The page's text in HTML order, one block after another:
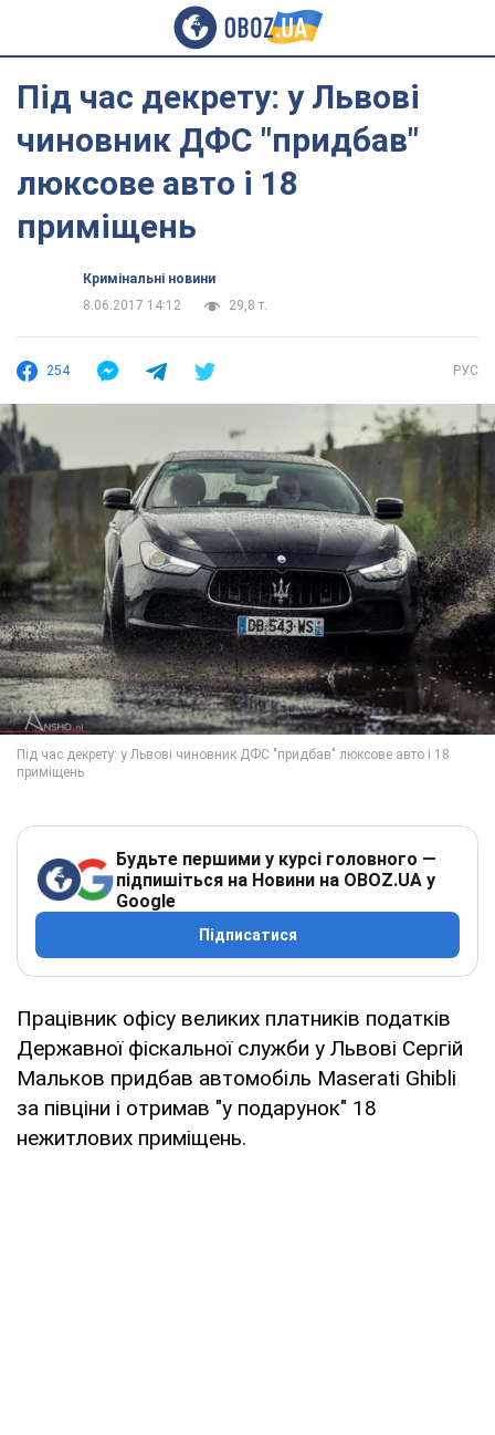
Під час декрету: у Львові
чиновник ДФС "придбав"
люксове авто і 18
приміщень
Кримінальні новини
8.06.2017 14:12
29,8 т.
254 РУС
Будьте першими у курсі головного —
підпишіться на Новини на OBOZ.UA у
Google
Підписатися
Працівник офісу великих платників податків
Державної фіскальної служби у Львові Сергій
Мальков придбав автомобіль Maserati Ghibli
за півціни і отримав "у подарунок" 18
нежитлових приміщень.